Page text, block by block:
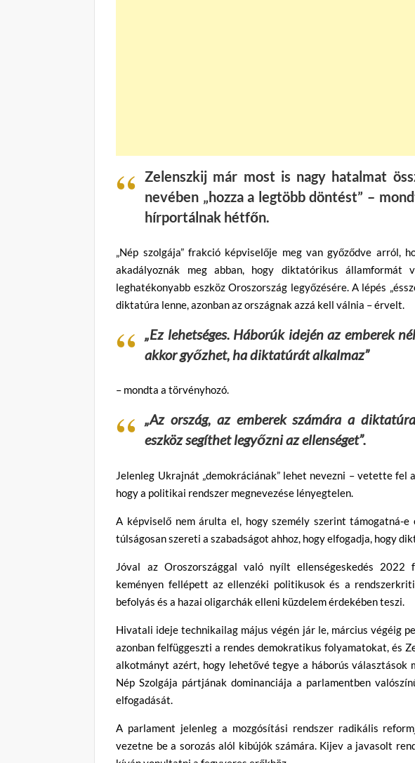
Zelenszkij már most is nagy hatalmat
nevében „hozza a legtöbb döntést” –
hírportálnak hétfőn.
„Nép szolgája” frakció képviselője meg van győződve arról,
akadályoznák meg abban, hogy diktatórikus államformát
leghatékonyabb eszköz Oroszország legyőzésére. A lépés
diktatúra lenne, azonban az országnak azzá kell válnia – érvelt.
„Ez lehetséges. Háborúk idején az emberek
akkor győzhet, ha diktatúrát alkalmaz”
– mondta a törvényhozó.
„Az ország, az emberek számára a
eszköz segíthet legyőzni az ellenséget”.
Jelenleg Ukrajnát „demokráciának” lehet nevezni – vetette fel
hogy a politikai rendszer megnevezése lényegtelen.
A képviselő nem árulta el, hogy személy szerint
túlságosan szereti a szabadságot ahhoz, hogy elfogadja, hogy
Jóval az Oroszországgal való nyílt ellenségeskedés
keményen fellépett az ellenzéki politikusok és a
befolyás és a hazai oligarchák elleni küzdelem érdekében teszi.
Hivatali ideje technikailag május végén jár le, március végéig
azonban felfüggeszti a rendes demokratikus folyamatokat, és
alkotmányt azért, hogy lehetővé tegye a háborús
Nép Szolgája pártjának dominanciája a parlamentben
elfogadását.
A parlament jelenleg a mozgósítási rendszer radikális
vezetne be a sorozás alól kibújók számára. Kijev a javasolt